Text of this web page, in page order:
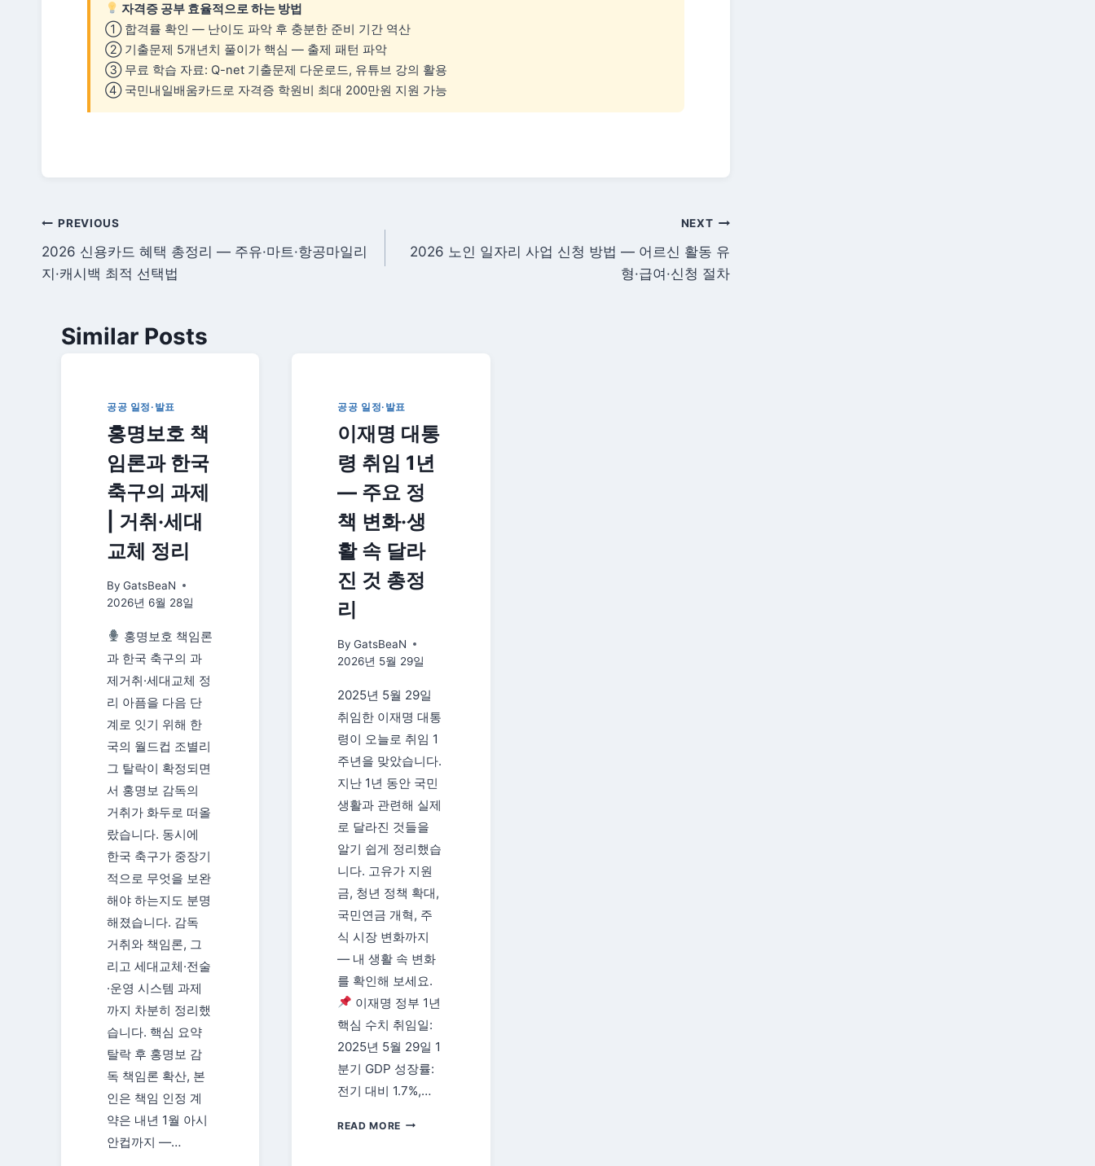
자격증 공부 효율적으로 하는 방법
① 합격률 확인 — 난이도 파악 후 충분한 준비 기간 역산
② 기출문제 5개년치 풀이가 핵심 — 출제 패턴 파악
③ 무료 학습 자료: Q-net 기출문제 다운로드, 유튜브 강의 활용
④ 국민내일배움카드로 자격증 학원비 최대 200만원 지원 가능
글
탐
PREVIOUS
2026 신용카드 혜택 총정리 — 주유·마트·항공마일리
지·캐시백 최적 선택법
NEXT
2026 노인 일자리 사업 신청 방법 — 어르신 활동 유
형·급여·신청 절차
Similar Posts
공공 일정·발표
홍명보호 책
임론과 한국
축구의 과제
| 거취·세대
교체 정리
By GatsBeaN
2026년 6월 28일
홍명보호 책임론
과 한국 축구의 과
제거취·세대교체 정
리 아픔을 다음 단
계로 잇기 위해 한
국의 월드컵 조별리
그 탈락이 확정되면
서 홍명보 감독의
거취가 화두로 떠올
랐습니다. 동시에
한국 축구가 중장기
적으로 무엇을 보완
해야 하는지도 분명
해졌습니다. 감독
거취와 책임론, 그
리고 세대교체·전술
·운영 시스템 과제
까지 차분히 정리했
습니다. 핵심 요약
탈락 후 홍명보 감
독 책임론 확산, 본
인은 책임 인정 계
약은 내년 1월 아시
안컵까지 —…
공공 일정·발표
이재명 대통
령 취임 1년
— 주요 정
책 변화·생
활 속 달라
진 것 총정
리
By GatsBeaN
2026년 5월 29일
2025년 5월 29일
취임한 이재명 대통
령이 오늘로 취임 1
주년을 맞았습니다.
지난 1년 동안 국민
생활과 관련해 실제
로 달라진 것들을
알기 쉽게 정리했습
니다. 고유가 지원
금, 청년 정책 확대,
국민연금 개혁, 주
식 시장 변화까지
— 내 생활 속 변화
를 확인해 보세요.
이재명 정부 1년
핵심 수치 취임일:
2025년 5월 29일 1
분기 GDP 성장률:
전기 대비 1.7%,…
READ MORE이